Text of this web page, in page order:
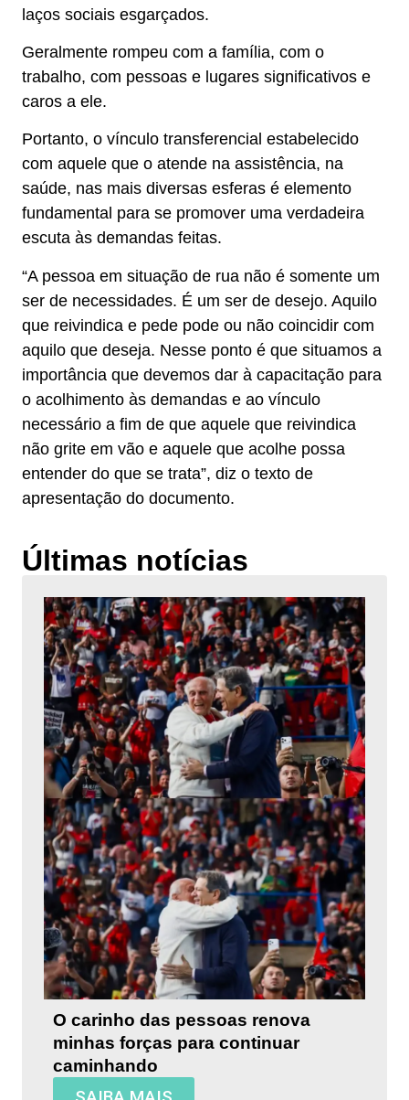
laços sociais esgarçados.
Geralmente rompeu com a família, com o
trabalho, com pessoas e lugares significativos e
caros a ele.
Portanto, o vínculo transferencial estabelecido
com aquele que o atende na assistência, na
saúde, nas mais diversas esferas é elemento
fundamental para se promover uma verdadeira
escuta às demandas feitas.
“A pessoa em situação de rua não é somente um
ser de necessidades. É um ser de desejo. Aquilo
que reivindica e pede pode ou não coincidir com
aquilo que deseja. Nesse ponto é que situamos a
importância que devemos dar à capacitação para
o acolhimento às demandas e ao vínculo
necessário a fim de que aquele que reivindica
não grite em vão e aquele que acolhe possa
entender do que se trata”, diz o texto de
apresentação do documento.
Últimas notícias
O carinho das pessoas renova
minhas forças para continuar
caminhando